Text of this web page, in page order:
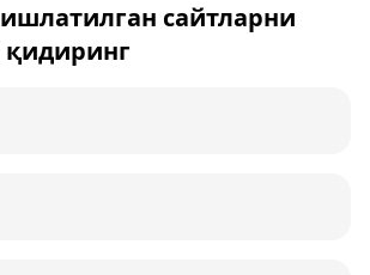
сайтларни
қидиринг